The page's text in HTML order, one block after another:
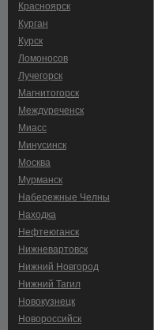
Красноярск
Курган
Курск
Ломоносов
Лучегорск
Магнитогорск
Междуреченск
Миасс
Минусинск
Москва
Мурманск
Набережные Челны
Находка
Нефтеюганск
Нижневартовск
Нижний Новгород
Нижний Тагил
Новокузнецк
Новороссийск